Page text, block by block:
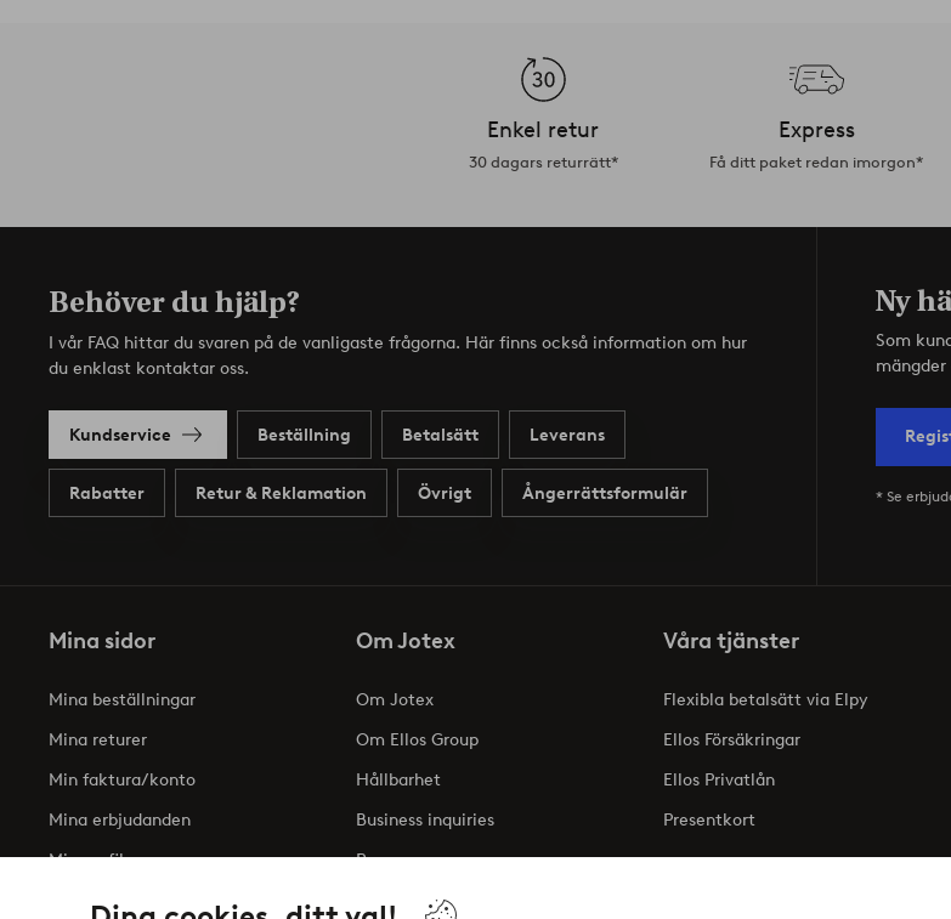
Enkel retur
30 dagars returrätt*
Express
Få ditt paket redan imorgon*
Behöver du hjälp?
I vår FAQ hittar du svaren på de vanligaste frågorna. Här finns också information om hur
du enklast kontaktar oss.
Kundservice Beställning Betalsätt Leverans
Rabatter Retur & Reklamation Övrigt Ångerrättsformulär
Ny
Som
* Se
Mina sidor
Mina beställningar
Mina returer
Min faktura/konto
Mina erbjudanden
Min profil
Om Jotex
Om Jotex
Om Ellos Group
Hållbarhet
Business inquiries
Press
Tillgänglighetsredogörelse
Våra tjänster
Flexibla betalsätt via Elpy
Ellos Försäkringar
Ellos Privatlån
Presentkort